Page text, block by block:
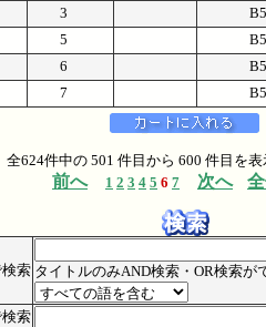
3 B5
5 B5
6 B5
7 B5
全624件中の 501 件目から 600 件目を表
前へ 1 2 3 4 5 6 7 次へ
索 タイトルのみAND検索・OR検索が
索